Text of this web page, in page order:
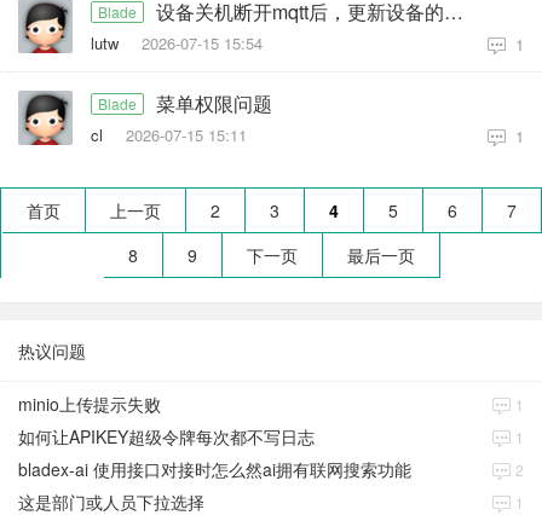
Blade 设备关机断开mqtt后，更新设备的下线状态逻辑执行失败
lutw 2026-07-15 15:54 1
Blade 菜单权限问题
cl 2026-07-15 15:11 1
首页 上一页 2 3 4 5 6
7
8
9 下一页 最后一页
热议问题
minio上传提示失败 1
如何让APIKEY超级令牌每次都不写日志 1
bladex-ai 使用接口对接时怎么然ai拥有联网搜索功能 2
这是部门或人员下拉选择 1